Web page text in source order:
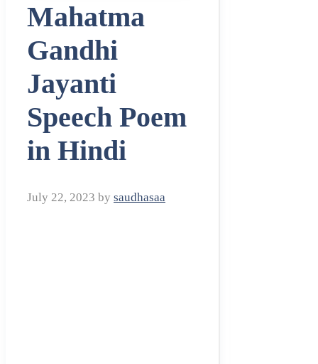
Mahatma
Gandhi
Jayanti
Speech Poem
in Hindi
July 22, 2023 by saudhasaa